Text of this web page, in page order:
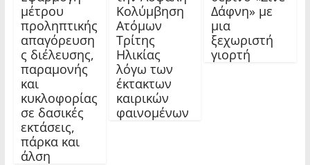
μέτρου
προληπτικής
απαγόρευση
ς διέλευσης,
παραμονής
και
κυκλοφορίας
σε δασικές
εκτάσεις,
πάρκα και
άλση
Κολύμβηση
Ατόμων
Τρίτης
Ηλικίας
λόγω των
έκτακτων
καιρικών
φαινομένων
Δάφνη» με
μια
ξεχωριστή
γιορτή